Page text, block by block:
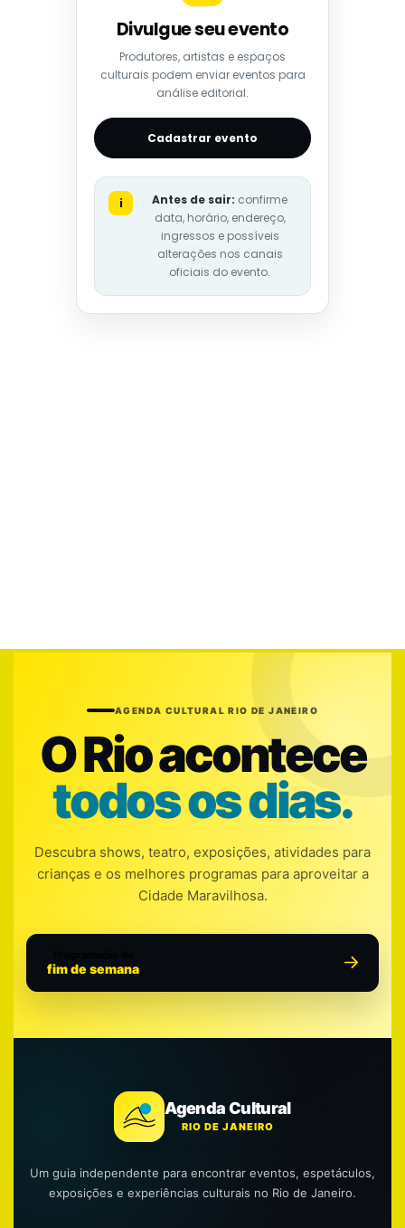
Divulgue seu evento
Produtores, artistas e espaços
culturais podem enviar eventos para
análise editorial.
Cadastrar evento
i Antes de sair: confirme
data, horário, endereço,
ingressos e possíveis
alterações nos canais
oficiais do evento.
AGENDA CULTURAL RIO DE JANEIRO
O Rio acontece
todos os dias.
Descubra shows, teatro, exposições, atividades para
crianças e os melhores programas para aproveitar a
Cidade Maravilhosa.
fim de semana
Agenda Cultural
RIO DE JANEIRO
Um guia independente para encontrar eventos, espetáculos,
exposições e experiências culturais no Rio de Janeiro.